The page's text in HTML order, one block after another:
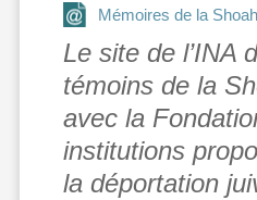
Mémoires de la
Le site de l’INA
témoins de la
avec la
institutions
la déportation